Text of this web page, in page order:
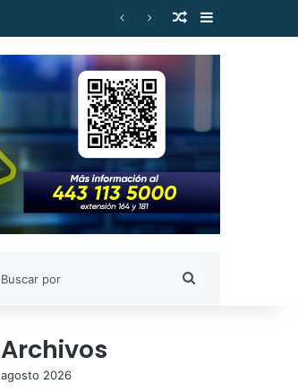
Publicación al
Barra lateral
Archivos
agosto 2026